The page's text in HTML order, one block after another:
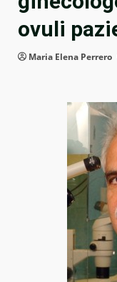
ovuli
Maria Elena Perrero